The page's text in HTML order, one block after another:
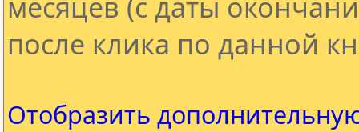
после клика по данной
Отобразить